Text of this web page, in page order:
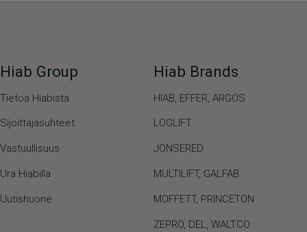
Hiab Group
Tietoa Hiabista
Sijoittajasuhteet
Vastuullisuus
Ura Hiabilla
Uutishuone
Hiab Brands
HIAB, EFFER, ARGOS
LOGLIFT
JONSERED
MULTILIFT, GALFAB
MOFFETT, PRINCETON
ZEPRO, DEL, WALTCO